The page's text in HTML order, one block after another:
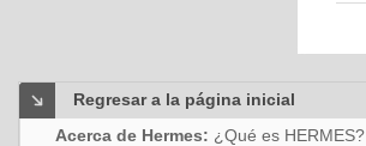
Regresar a la página inicial
Acerca de Hermes: ¿Qué es HERMES?